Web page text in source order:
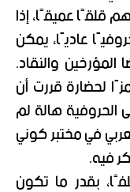
قلقًا عميقًا، إذا
عاديًا، يمكن
والنقاد.
لحضارة قررت أن
هالة لم
في مختبر كوني
فيه.
بقدر ما تكون